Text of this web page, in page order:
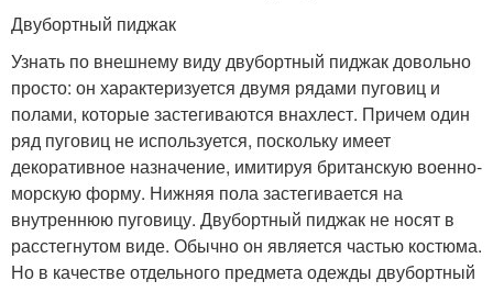
Двубортный пиджак
Узнать по внешнему виду двубортный пиджак довольно
просто: он характеризуется двумя рядами пуговиц и
полами, которые застегиваются внахлест. Причем один
ряд пуговиц не используется, поскольку имеет
декоративное назначение, имитируя британскую военно-
морскую форму. Нижняя пола застегивается на
внутреннюю пуговицу. Двубортный пиджак не носят в
расстегнутом виде. Обычно он является частью костюма.
Но в качестве отдельного предмета одежды двубортный